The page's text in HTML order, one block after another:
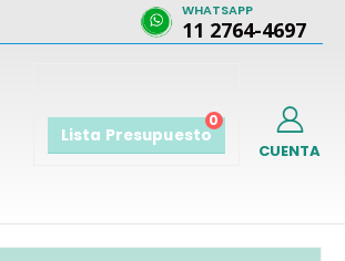
WHATSAPP
11 2764-4697
0
Lista Presupuesto
CUENTA